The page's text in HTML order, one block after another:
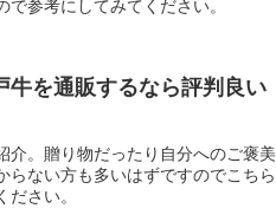
参考にしてみてください。
牛を通販するなら評判良い
介。贈り物だったり自分へのご褒美
らない方も多いはずですのでこちら
さい。